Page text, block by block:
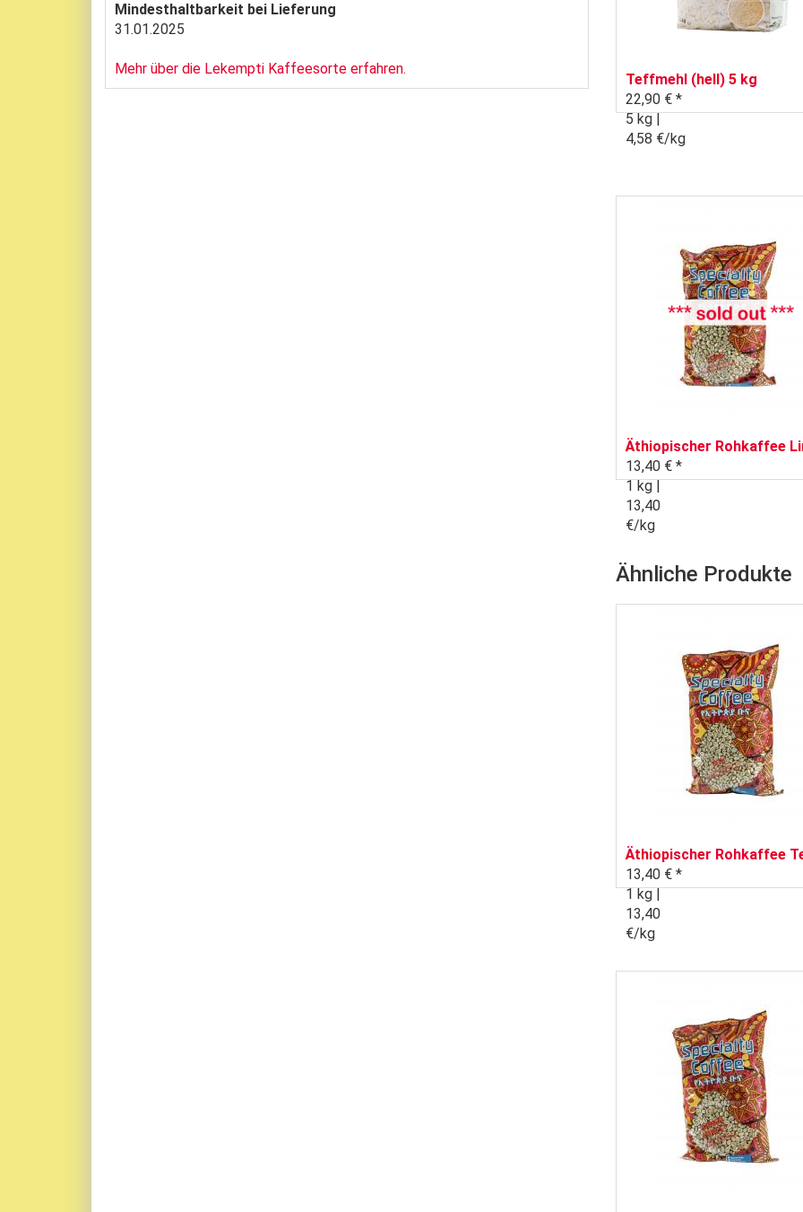
Mindesthaltbarkeit bei Lieferung
31.01.2025
Mehr über die Lekempti Kaffeesorte erfahren.
Teffmehl (hell) 5 kg
22,90 € *
5 kg |
4,58 €/kg
Äthiopischer Rohkaffee
13,40 € *
1 kg |
13,40
€/kg
Ähnliche Produkte
Äthiopischer Rohkaffee
13,40 € *
1 kg |
13,40
€/kg